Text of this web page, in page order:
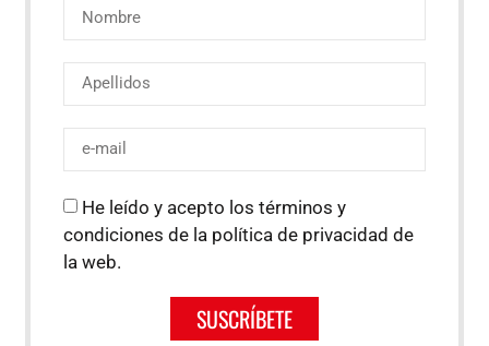
He leído y acepto los términos y
condiciones de la política de privacidad de
la web.
SUSCRÍBETE